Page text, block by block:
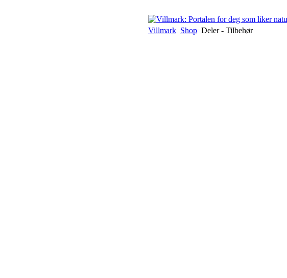
Villmark Shop Deler - Tilbehør